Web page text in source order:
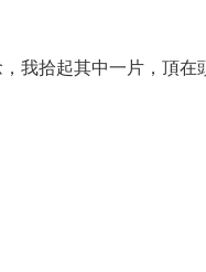
我拾起其中一片，頂在